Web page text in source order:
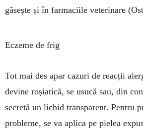
găsește și în farmaciile ve­terinare
Eczeme de frig
Tot mai des apar cazuri de re­acții
de­vi­ne roșiatică, se usucă sau, din
secretă un li­chid transparent. Pentru
probleme, se va aplica pe pie­lea